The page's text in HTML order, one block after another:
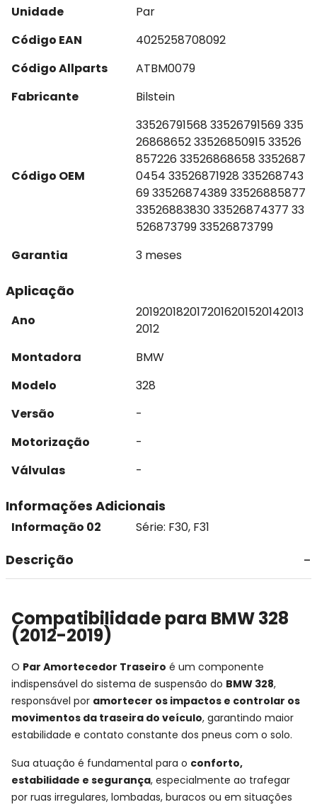
Unidade
Par
Código EAN
4025258708092
Código Allparts
ATBM0079
Fabricante
Bilstein
Código OEM
33526791568 33526791569 335
26868652 33526850915 33526
857226 33526868658 3352687
0454 33526871928 335268743
69 33526874389 33526885877
33526883830 33526874377 33
526873799 33526873799
Garantia
3 meses
Aplicação
Ano
2019201820172016201520142013
2012
Montadora
BMW
Modelo
328
Versão
-
Motorização
-
Válvulas
-
Informações Adicionais
Informação 02 Série: F30, F31
Descrição
Compatibilidade para BMW 328
(2012-2019)
O Par Amortecedor Traseiro é um componente
indispensável do sistema de suspensão do BMW 328,
responsável por amortecer os impactos e controlar os
movimentos da traseira do veículo, garantindo maior
estabilidade e contato constante dos pneus com o solo.
Sua atuação é fundamental para o conforto,
estabilidade e segurança, especialmente ao trafegar
por ruas irregulares, lombadas, buracos ou em situações